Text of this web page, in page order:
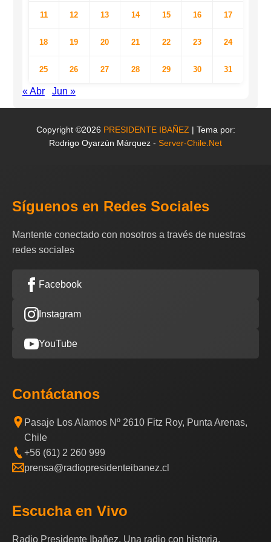
11 12 13 14 15 16 17
18 19 20 21 22 23 24
25 26 27 28 29 30 31
« Abr Jun »
Copyright ©2026 PRESIDENTE IBAÑEZ | Tema por:
Rodrigo Oyarzún Márquez - Server-Chile.Net
Síguenos en Redes Sociales
Mantente conectado con nosotros a través de nuestras
redes sociales
Facebook
Instagram
YouTube
Contáctanos
Pasaje Los Alamos Nº 2610 Fitz Roy, Punta Arenas,
Chile
+56 (61) 2 260 999
prensa@radiopresidenteibanez.cl
Escucha en Vivo
Radio Presidente Ibañez, Una radio con historia.